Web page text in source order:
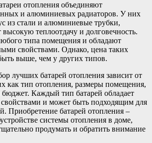
отопления объединяют
и алюминиевых радиаторов. У них
из стали и алюминиевые трубки,
теплоотдачу и долговечность.
типа помещения и обладают
свойствами. Однако, цена таких
выше, чем у других типов.
лучших батарей отопления зависит от
как тип отопления, размеры помещения,
бюджет. Каждый тип батарей обладает
и может быть подходящим для
Приобретение батарей отопления –
системы отопления в доме,
продумать и обратить внимание